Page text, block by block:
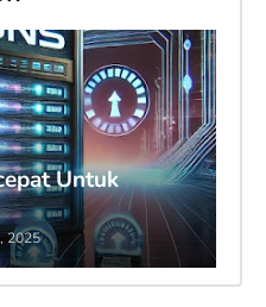
Untuk
2025